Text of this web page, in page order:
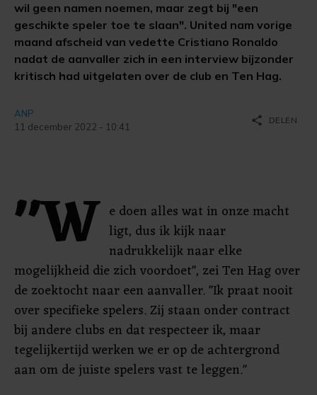
wil geen namen noemen, maar zegt bij "een
geschikte speler toe te slaan". United nam vorige
maand afscheid van vedette Cristiano Ronaldo
nadat de aanvaller zich in een interview bijzonder
kritisch had uitgelaten over de club en Ten Hag.
ANP
11 december 2022 - 10:41
share DELEN
"W e doen alles wat in onze macht
ligt, dus ik kijk naar
nadrukkelijk naar elke
mogelijkheid die zich voordoet", zei Ten Hag over
de zoektocht naar een aanvaller. "Ik praat nooit
over specifieke spelers. Zij staan onder contract
bij andere clubs en dat respecteer ik, maar
tegelijkertijd werken we er op de achtergrond
aan om de juiste spelers vast te leggen."